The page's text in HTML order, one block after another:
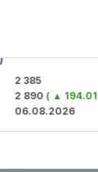
2 385
2 890( ▲ 194.01 )
06.08.2026